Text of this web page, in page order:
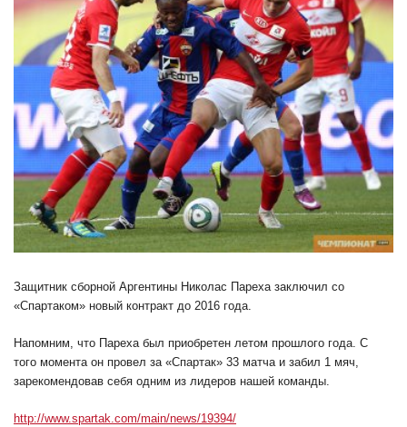
Защитник сборной Аргентины Николас Пареха заключил со
«Спартаком» новый контракт до 2016 года.
Напомним, что Пареха был приобретен летом прошлого года. С
того момента он провел за «Спартак» 33 матча и забил 1 мяч,
зарекомендовав себя одним из лидеров нашей команды.
http://www.spartak.com/main/news/19394/